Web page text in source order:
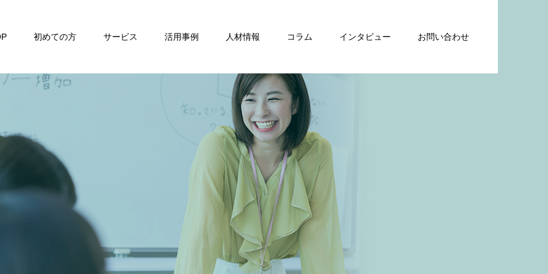
初めての方 サービス 活用事例 人材情報 コラム インタビュー お問い合わせ